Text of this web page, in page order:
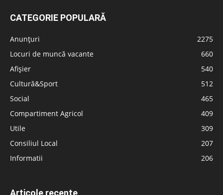
CATEGORIE POPULARĂ
Anunțuri
2275
Locuri de muncă vacante
660
Afișier
540
Cultură&Sport
512
Social
465
Compartiment Agricol
409
Utile
309
Consiliul Local
207
Informatii
206
Articole recente